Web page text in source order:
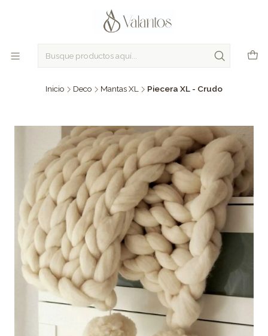
Inicio Deco Mantas XL Piecera XL - Crudo